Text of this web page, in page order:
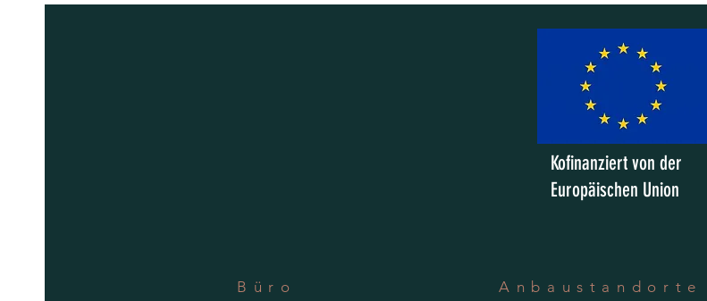
Büro
Kofinanziert von der
Europäischen Union
Anbaustandorte